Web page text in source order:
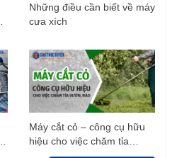
Những điều cần biết về máy
cưa xích
Máy cắt cỏ – công cụ hữu
hiệu cho việc chăm tỉa
vườn, rào